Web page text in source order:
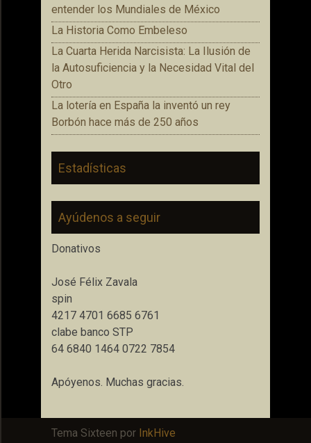
entender los Mundiales de México
La Historia Como Embeleso
La Cuarta Herida Narcisista: La Ilusión de
la Autosuficiencia y la Necesidad Vital del
Otro
La lotería en España la inventó un rey
Borbón hace más de 250 años
Estadísticas
Ayúdenos a seguir
Donativos
José Félix Zavala
spin
4217 4701 6685 6761
clabe banco STP
64 6840 1464 0722 7854
Apóyenos. Muchas gracias.
Tema Sixteen por InkHive